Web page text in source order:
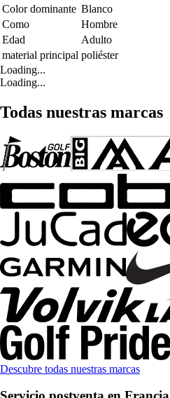
Color dominante Blanco
Como
Hombre
Edad
Adulto
material principal poliéster
Loading...
Loading...
Todas nuestras marcas
Descubre todas nuestras marcas